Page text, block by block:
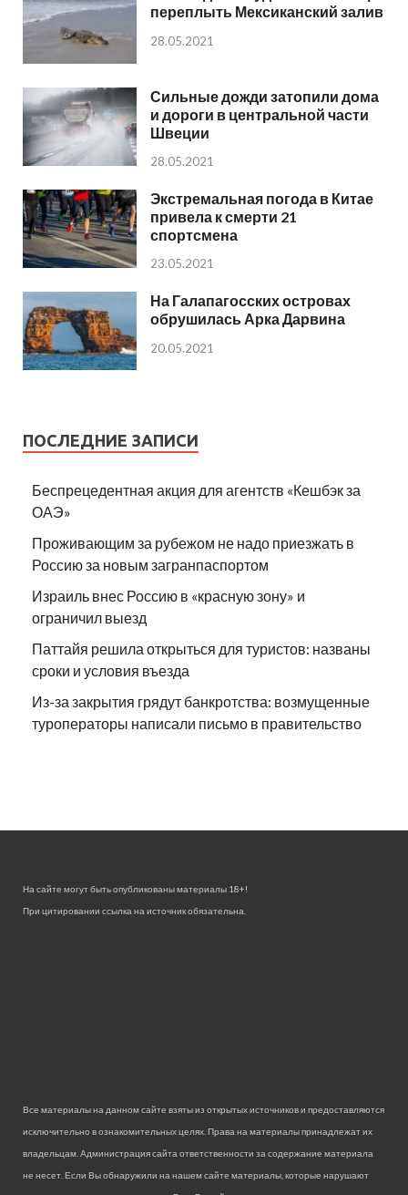
переплыть Мексиканский залив
28.05.2021
Сильные дожди затопили дома
и дороги в центральной части
Швеции
28.05.2021
Экстремальная погода в Китае
привела к смерти 21
спортсмена
23.05.2021
На Галапагосских островах
обрушилась Арка Дарвина
20.05.2021
ПОСЛЕДНИЕ ЗАПИСИ
Беспрецедентная акция для агентств «Кешбэк за
ОАЭ»
Проживающим за рубежом не надо приезжать в
Россию за новым загранпаспортом
Израиль внес Россию в «красную зону» и
ограничил выезд
Паттайя решила открыться для туристов: названы
сроки и условия въезда
Из-за закрытия грядут банкротства: возмущенные
туроператоры написали письмо в правительство
На сайте могут быть опубликованы материалы 18+!
При цитировании ссылка на источник обязательна.
Все материалы на данном сайте взяты из открытых источников и предоставляются
исключительно в ознакомительных целях. Права на материалы принадлежат их
владельцам. Администрация сайта ответственности за содержание материала
не несет. Если Вы обнаружили на нашем сайте материалы, которые нарушают